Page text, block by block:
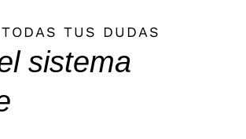
TUS DUDAS
sistema